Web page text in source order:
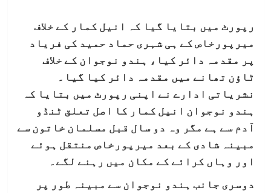
رپورٹ میں بتایا گیا کہ انیل کمار کے خلاف
میرپورخاص کے ہی شہری حماد حمید کی فریاد
پر مقدمہ دائر کیا، ہندو نوجوان کے خلاف
ٹاؤن تھانے میں مقدمہ دائر کیا گیا۔
نشریاتی ادارے نے اپنی رپورٹ میں بتایا کہ
ہندو نوجوان انیل کمار کا اصل تعلق ٹنڈو
آدم سے ہے مگر وہ دو سال قبل مسلمان خاتون سے
مبینہ شادی کے بعد میرپورخاص منتقل ہوئے
اور وہاں کرائے کے مکان میں رہنے لگے۔
دوسری جانب ہندو نوجوان سے مبینہ طور پر